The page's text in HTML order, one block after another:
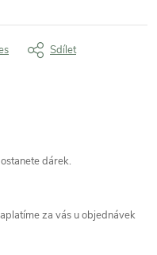
Sdílet
dárek.
za vás u objednávek